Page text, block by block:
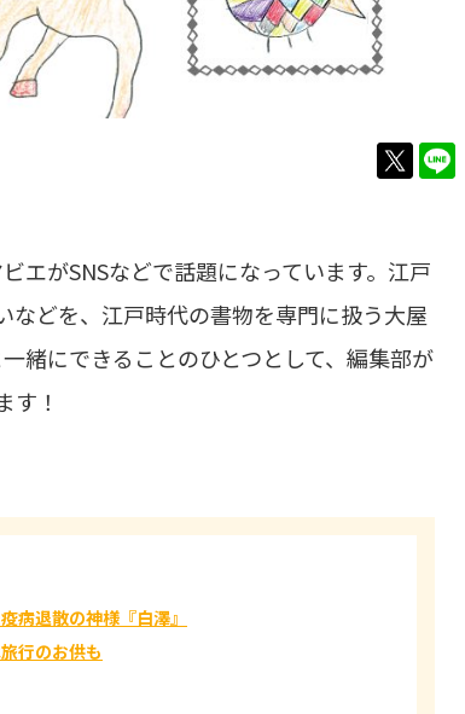
twitter
エがSNSなどで話題になっています。江戸
どを、江戸時代の書物を専門に扱う大屋
緒にできることのひとつとして、編集部が
す！
病退散の神様『白澤』
行のお供も